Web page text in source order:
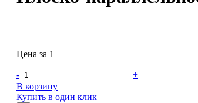
Цена за 1
-
+
В корзину
Купить в один клик